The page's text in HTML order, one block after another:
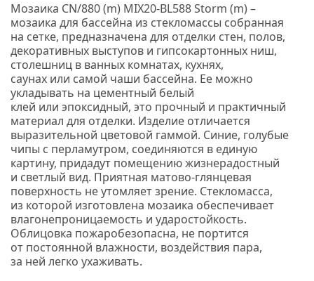
Мозаика CN/880(m) MIX20-BL588 Storm (m) –
мозаика для бассейна из стекломассы собранная
на сетке, предназначена для отделки стен, полов,
декоративных выступов и гипсокартонных ниш,
столешниц в ванных комнатах, кухнях,
саунах или самой чаши бассейна. Ее можно
укладывать на цементный белый
клей или эпоксидный, это прочный и практичный
материал для отделки. Изделие отличается
выразительной цветовой гаммой. Синие, голубые
чипы с перламутром, соединяются в единую
картину, придадут помещению жизнерадостный
и светлый вид. Приятная матово-глянцевая
поверхность не утомляет зрение. Стекломасса,
из которой изготовлена мозаика обеспечивает
влагонепроницаемость и ударостойкость.
Облицовка пожаробезопасна, не портится
от постоянной влажности, воздействия пара,
за ней легко ухаживать.